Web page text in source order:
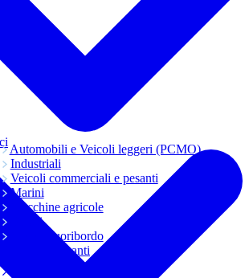
Automobili e Veicoli leggeri (PCMO)
Industriali
Veicoli commerciali e pesanti
Marini
Macchine agricole
Grassi
Moto e fuoribordo
Tutti i lubrificanti